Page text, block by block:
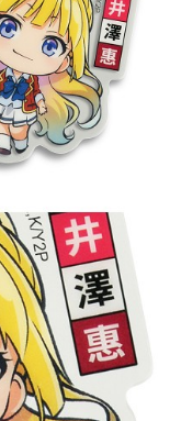
查看運費